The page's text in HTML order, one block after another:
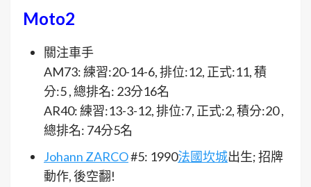
Moto2
關注車手
AM73: 練習:20-14-6, 排位:12, 正式:11, 積
分:5 , 總排名: 23分16名
AR40: 練習:13-3-12, 排位:7, 正式:2, 積分:20 ,
總排名: 74分5名
Johann ZARCO#5: 1990法國坎城出生; 招牌
動作, 後空翻!